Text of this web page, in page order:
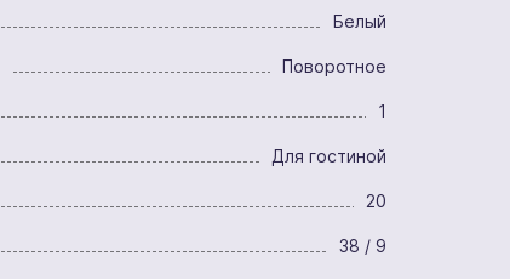
Белый
Поворотное
1
Для гостиной
20
38 / 9